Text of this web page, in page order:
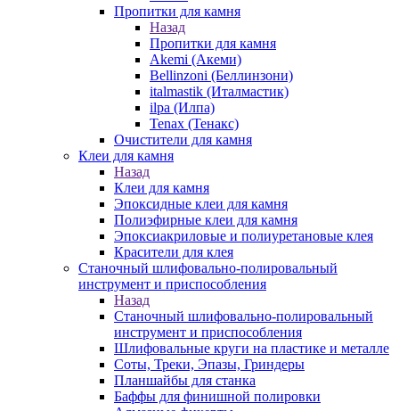
Пропитки для камня
Назад
Пропитки для камня
Akemi (Акеми)
Bellinzoni (Беллинзони)
italmastik (Италмастик)
ilpa (Илпа)
Tenax (Тенакс)
Очистители для камня
Клеи для камня
Назад
Клеи для камня
Эпоксидные клеи для камня
Полиэфирные клеи для камня
Эпоксиакриловые и полиуретановые клея
Красители для клея
Станочный шлифовально-полировальный
инструмент и приспособления
Назад
Станочный шлифовально-полировальный
инструмент и приспособления
Шлифовальные круги на пластике и металле
Соты, Треки, Эпазы, Гриндеры
Планшайбы для станка
Баффы для финишной полировки